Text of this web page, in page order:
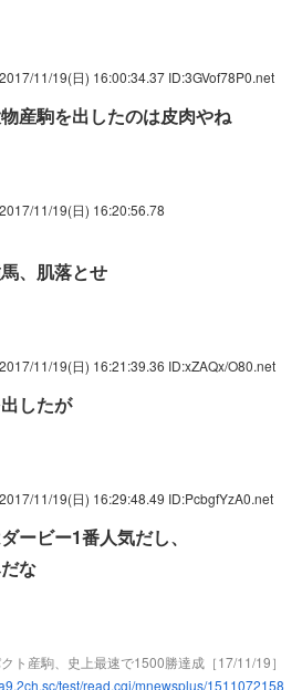
2017/11/19(日) 16:00:34.37 ID:3GVof78P0.net
産駒を出したのは皮肉やね
2017/11/19(日) 16:20:56.78
、肌落とせ
2017/11/19(日) 16:21:39.36 ID:xZAQx/O80.net
したが
2017/11/19(日) 16:29:48.49 ID:PcbgfYzA0.net
ービー1番人気だし、
な
ト産駒、史上最速で1500勝達成［17/11/19］
test/read.cgi/mnewsplus/1511072158